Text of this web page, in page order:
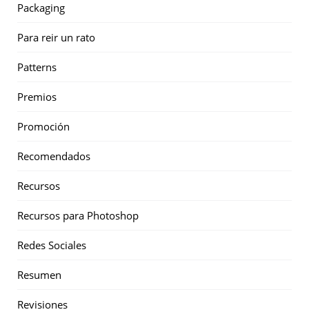
Packaging
Para reir un rato
Patterns
Premios
Promoción
Recomendados
Recursos
Recursos para Photoshop
Redes Sociales
Resumen
Revisiones